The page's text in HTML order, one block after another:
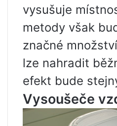
vysušuje
metody však
značné
lze nahradit
efekt bude
Vysoušeče